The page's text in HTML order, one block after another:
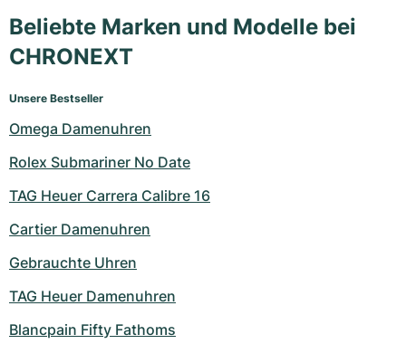
Beliebte Marken und Modelle bei
CHRONEXT
Unsere Bestseller
Omega Damenuhren
Rolex Submariner No Date
TAG Heuer Carrera Calibre 16
Cartier Damenuhren
Gebrauchte Uhren
TAG Heuer Damenuhren
Blancpain Fifty Fathoms